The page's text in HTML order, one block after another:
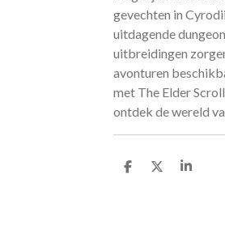
gevechten in
uitdagende
uitbreidingen
avonturen
met The Elder
ontdek de wereld
D
D
S